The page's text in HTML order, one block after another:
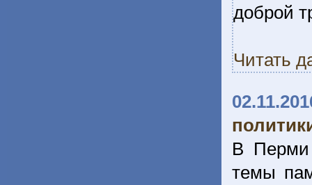
доброй
Читать
В Перми
темы